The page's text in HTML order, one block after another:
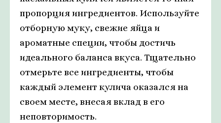
пропорция ингредиентов. Используйте
отборную муку, свежие яйца и
ароматные специи, чтобы достичь
идеального баланса вкуса. Тщательно
отмерьте все ингредиенты, чтобы
каждый элемент кулича оказался на
своем месте, внесая вклад в его
неповторимость.